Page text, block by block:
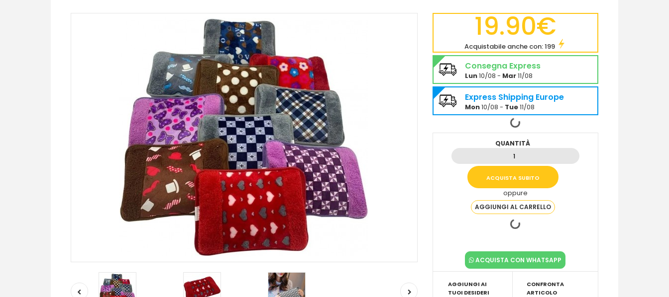
19.90€
Acquistabile anche con: 199
Consegna Express
Lun10/08 - Mar11/08
Express Shipping Europe
Mon10/08 - Tue11/08
QUANTITÀ
oppure
ACQUISTA CON WHATSAPP
AGGIUNGI AI
TUOI DESIDERI
CONFRONTA
ARTICOLO